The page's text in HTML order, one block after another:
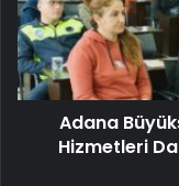
Adana
Hizmetleri